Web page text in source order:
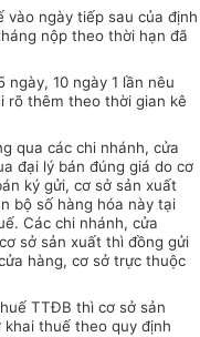
vào ngày tiếp sau của định
nộp theo thời hạn đã
10 ngày 1 lần nêu
rõ thêm theo thời gian kê
qua các chi nhánh, cửa
đại lý bán đúng giá do cơ
ký gửi, cơ sở sản xuất
bộ số hàng hóa này tại
Các chi nhánh, cửa
sở sản xuất thì đồng gửi
hàng, cơ sở trực thuộc
TTĐB thì cơ sở sản
thuế theo quy định